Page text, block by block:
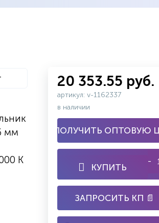
мм
K
20 353.55 руб.
артикул: v-1162337
в наличии
ПОЛУЧИТЬ ОПТОВУЮ
КУПИТЬ
-
ЗАПРОСИТЬ КП 📄